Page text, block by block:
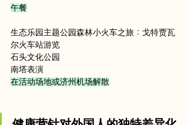
午餐
生态乐园主题公园森林小火车之旅：戈特贾瓦
尔火车站游览
石头文化公园
南塔表演
在活动场地或济州机场解散